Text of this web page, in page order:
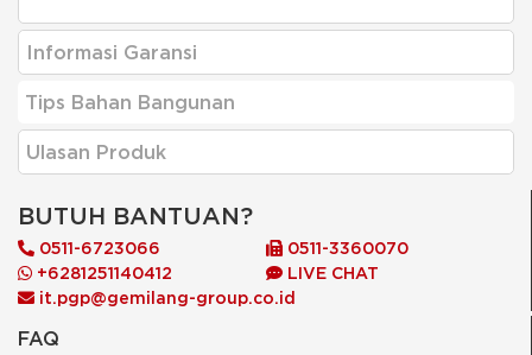
Informasi Garansi
Tips Bahan Bangunan
Ulasan Produk
BUTUH BANTUAN?
0511-6723066
0511-3360070
+6281251140412
LIVE CHAT
it.pgp@gemilang-group.co.id
FAQ